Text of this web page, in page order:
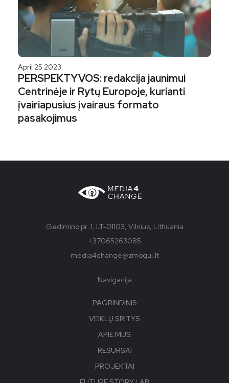
April 25 2023
PERSPEKTYVOS: redakcija jaunimui
Centrinėje ir Rytų Europoje, kurianti
įvairiapusius įvairaus formato
pasakojimus
Gedimino pr. 1, LT-01103, Vilnius, Lithuania
+37065263085
media4change@zmogui.lt
Navigacija
PAGRINDINIS
VEIKLŲ SRITYS
APIE MUS
RESURSAI
PROJEKTAI